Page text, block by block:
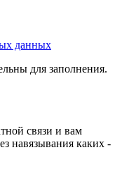
данных
для заполнения.
связи и вам
навязывания каких -